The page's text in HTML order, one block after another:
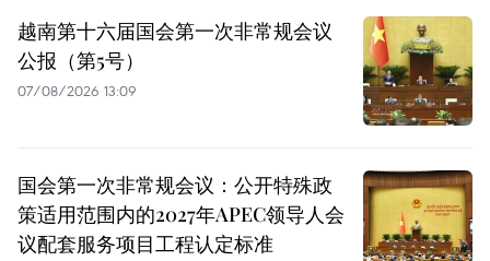
越南第十六届国会第一次非常规会议
公报（第5号）
07/08/2026 13:09
国会第一次非常规会议：公开特殊政
策适用范围内的2027年APEC领导人会
议配套服务项目工程认定标准